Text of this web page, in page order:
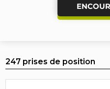
247 prises de position